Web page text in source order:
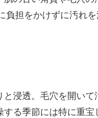
担をかけずに汚れ
浸透。毛穴を開い
る季節には特に重宝